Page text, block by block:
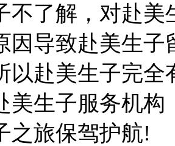
不了解，对赴
因导致赴美生子
以赴美生子完
美生子服务机
之旅保驾护航!